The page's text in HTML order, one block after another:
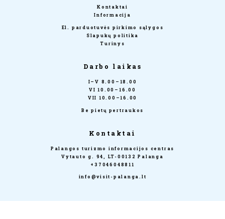
Kontaktai
Informacija
El. parduotuvės pirkimo sąlygos
Slapukų politika
Turinys
Darbo laikas
I–V 8.00–18.00
VI 10.00–16.00
VII 10.00–16.00
Be pietų pertraukos
Kontaktai
Palangos turizmo informacijos centras
Vytauto g. 94, LT-00132 Palanga
+37046048811
info@visit-palanga.lt